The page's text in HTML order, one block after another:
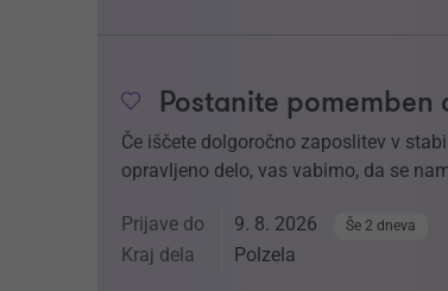
Postanite pomemben
Če iščete dolgoročno zaposlitev v
opravljeno delo, vas vabimo, da se
Prijave do 9. 8. 2026 Še 2 dneva
Kraj dela Polzela